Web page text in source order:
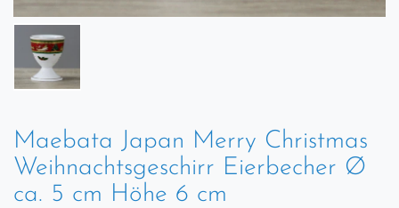
Maebata Japan Merry Christmas
Weihnachtsgeschirr Eierbecher Ø
ca. 5 cm Höhe 6 cm